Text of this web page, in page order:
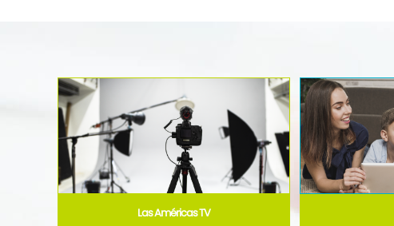
Las Américas TV